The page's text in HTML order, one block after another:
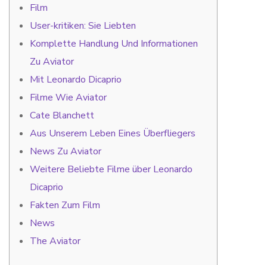
Film
User-kritiken: Sie Liebten
Komplette Handlung Und Informationen
Zu Aviator
Mit Leonardo Dicaprio
Filme Wie Aviator
Cate Blanchett
Aus Unserem Leben Eines Überfliegers
News Zu Aviator
Weitere Beliebte Filme über Leonardo
Dicaprio
Fakten Zum Film
News
The Aviator